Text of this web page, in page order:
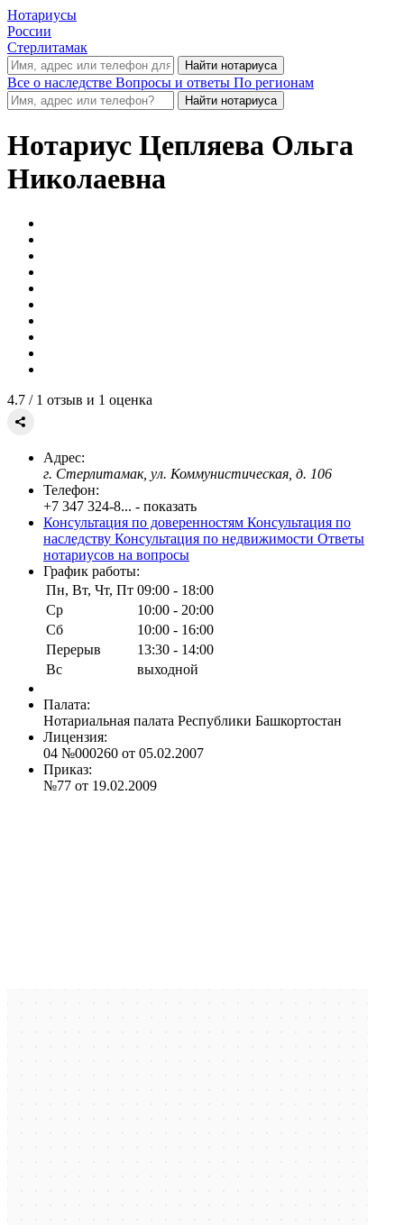
Нотариусы
России
Стерлитамак
Все о наследстве Вопросы и ответы По регионам
Нотариус Цепляева Ольга
Николаевна
4.7 / 1 отзыв и 1 оценка
Адрес:
г. Стерлитамак, ул. Коммунистическая, д. 106
Телефон:
+7 347 324-8... - показать
Консультация по доверенностям Консультация по
наследству Консультация по недвижимости Ответы
нотариусов на вопросы
График работы:
Пн, Вт, Чт, Пт 09:00 - 18:00
Ср
10:00 - 20:00
Сб
10:00 - 16:00
Перерыв
13:30 - 14:00
Вс
выходной
Палата:
Нотариальная палата Республики Башкортостан
Лицензия:
04 №000260 от 05.02.2007
Приказ:
№77 от 19.02.2009